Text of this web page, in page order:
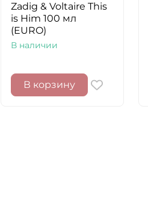
Zadig & Voltaire This
is Him 100 мл
(EURO)
В наличии
В корзину